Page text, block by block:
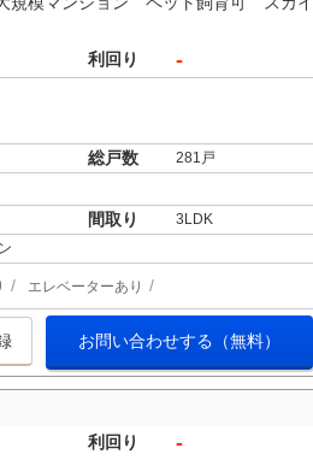
利回り -
総戸数 281戸
間取り 3LDK
エレベーターあり
お問い合わせする（無料）
利回り -